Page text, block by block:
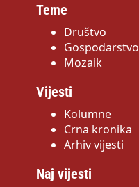
Teme
Društvo
Gospodarstvo
Mozaik
Vijesti
Kolumne
Crna kronika
Arhiv vijesti
Naj vijesti